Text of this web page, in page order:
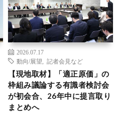
2026.07.17
動向/展望
記者会見など
【現地取材】「適正原価」の
枠組み議論する有識者検討会
が初会合、26年中に提言取り
まとめへ